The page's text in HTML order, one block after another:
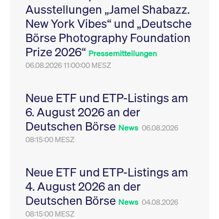
Ausstellungen „Jamel Shabazz.
New York Vibes“ und „Deutsche
Börse Photography Foundation
Prize 2026“ Pressemitteilungen
06.08.2026 11:00:00 MESZ
Neue ETF und ETP-Listings am
6. August 2026 an der
Deutschen Börse News 06.08.2026
08:15:00 MESZ
Neue ETF und ETP-Listings am
4. August 2026 an der
Deutschen Börse News 04.08.2026
08:15:00 MESZ
Leistung der Website
zu messen. Es handelt
sich um ein Muster-
Cookie, bei dem auf
das Präfix _pk_ses
eine kurze Reihe von
VISITOR_PRIVACY_METADATA
YouTube
.youtube.com
6
Monate
Dieses Cookie dient
Speicherung der
Einwilligungs- und
des Nutzers für ihre
Interaktion mit der
Sitzungen geehrt